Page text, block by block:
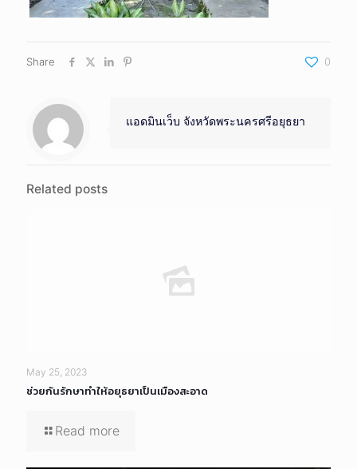
Share 0
แอดมินเว็บ จังหวัดพระนครศรีอยุธยา
Related posts
May 25, 2023
ช่วยกันรักษาทำให้อยุธยาเป็นเมืองสะอาด
Read more